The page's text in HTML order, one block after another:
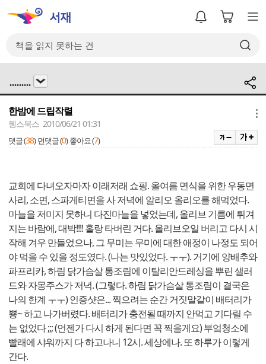
.........
한밤에 드립작렬
웽스북스 2010/06/21 01:31
댓글 (38) 먼댓글 (0) 좋아요 (7)
교회에 다녀오자마자 이래저래 쇼핑. 올여름 면식을 위한 우동면
사리, 소면, 스파게티면을 사 저녁에 알리오 올리오를 해먹었다.
마늘을 저미지 못하니 다진마늘을 넣었는데, 올리브 기름에 튀겨
지는 바람에, 대박!!!! 홀랑 타버린 거다. 올리브오일 버리고 다시 시
작해 겨우 만들었으나, 그 무미는 무미에 대한 애정이 나정도 되어
야 먹을 수 있을 정도였다. (나는 맛있었다. ㅜㅜ). 거기에 양배추와
파프리카, 하림 닭가슴살 통조림에 이탈리안드레싱을 뿌린 샐러
드와 자몽주스가 저녁. (그렇다. 하림 닭가슴살 통조림이 결국은
나의 한계 ㅜㅜ) 인증샷은... 찍으려는 순간 거짓말같이 배터리가
뿅~ 하고 나가버렸다. 배터리가 충전될 때까지 안먹고 기다릴 수
는 없었다 ;;; (언젠가 다시 하게 된다면 꼭 찍을게요) 부엌청소에
빨래에 샤워까지 다 하고나니 12시. 세상에나. 또 하루가 이렇게
간다.